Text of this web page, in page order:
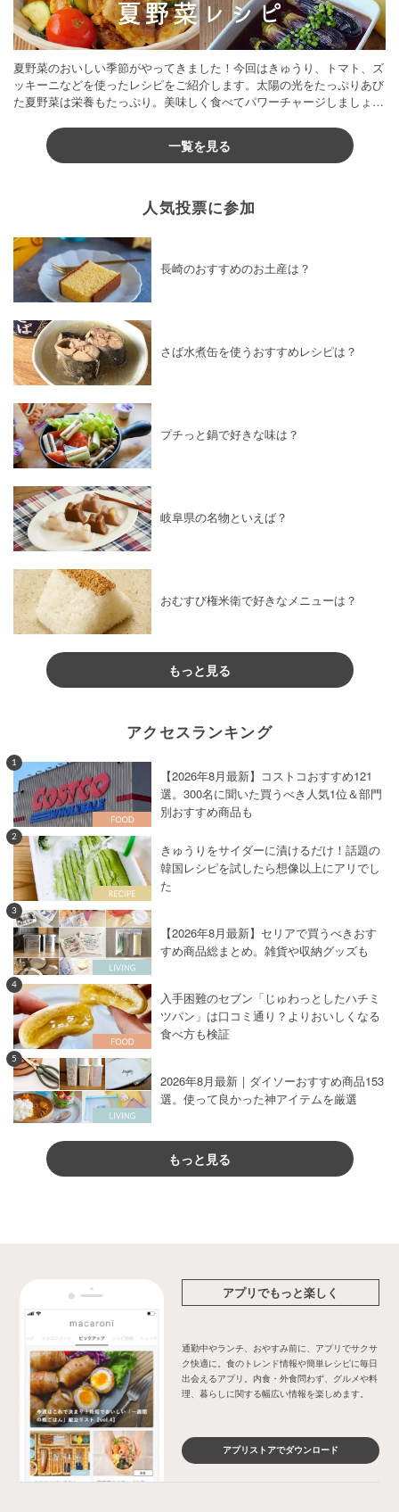
夏野菜のおいしい季節がやってきました！今回はきゅうり、トマト、ズ
ッキーニなどを使ったレシピをご紹介します。太陽の光をたっぷりあび
た夏野菜は栄養もたっぷり。美味しく食べてパワーチャージしましょう
一覧を見る
人気投票に参加
長崎のおすすめのお土産は？
さば水煮缶を使うおすすめレシピは？
プチっと鍋で好きな味は？
岐阜県の名物といえば？
おむすび権米衛で好きなメニューは？
もっと見る
アクセスランキング
1
【2026年8月最新】コストコおすすめ121
選。300名に聞いた買うべき人気1位＆部門
別おすすめ商品も
2
きゅうりをサイダーに漬けるだけ！話題の
韓国レシピを試したら想像以上にアリでし
た
3
【2026年8月最新】セリアで買うべきおす
すめ商品総まとめ。雑貨や収納グッズも
4
入手困難のセブン「じゅわっとしたハチミ
ツパン」は口コミ通り？よりおいしくなる
食べ方も検証
5
2026年8月最新｜ダイソーおすすめ商品153
選。使って良かった神アイテムを厳選
もっと見る
アプリでもっと楽しく
通勤中やランチ、おやすみ前に、アプリでサクサ
ク快適に。食のトレンド情報や簡単レシピに毎日
出会えるアプリ。内食・外食問わず、グルメや料
理、暮らしに関する幅広い情報を楽しめます。
アプリストアでダウンロード